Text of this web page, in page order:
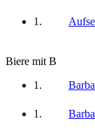
Biere mit B